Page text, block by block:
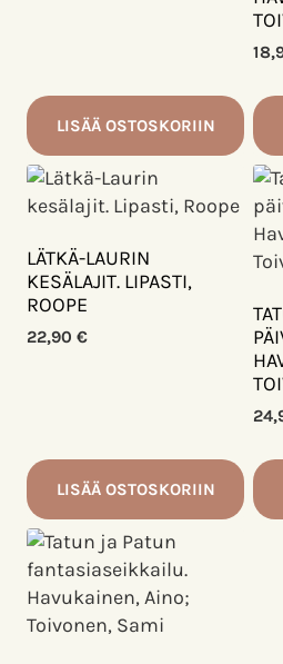
LISÄÄ OSTOSKORIIN
LÄTKÄ-LAURIN
KESÄLAJIT. LIPASTI,
ROOPE
22,90 €
LISÄÄ OSTOSKORIIN